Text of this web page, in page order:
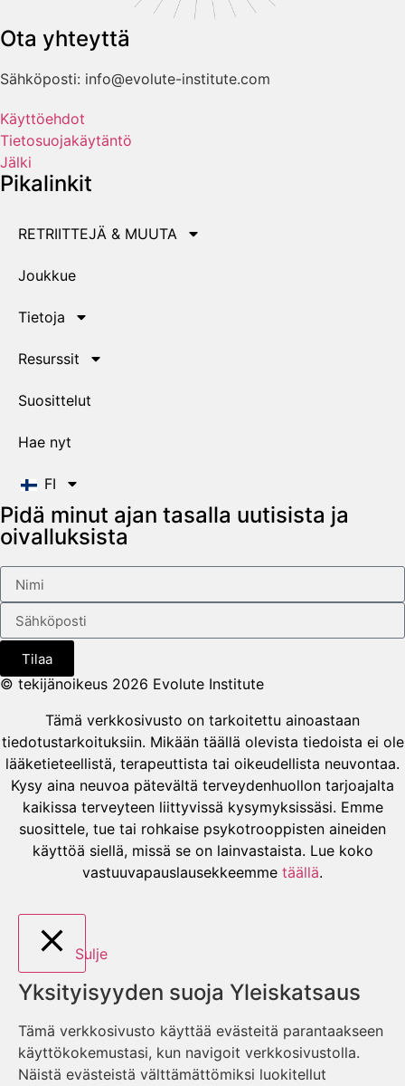
Ota yhteyttä
Sähköposti: info@evolute-institute.com
Käyttöehdot
Tietosuojakäytäntö
Jälki
Pikalinkit
RETRIITTEJÄ & MUUTA
Joukkue
Tietoja
Resurssit
Suosittelut
Hae nyt
FI
Pidä minut ajan tasalla uutisista ja
oivalluksista
Tilaa
© tekijänoikeus 2026 Evolute Institute
Tämä verkkosivusto on tarkoitettu ainoastaan
tiedotustarkoituksiin. Mikään täällä olevista tiedoista ei ole
lääketieteellistä, terapeuttista tai oikeudellista neuvontaa.
Kysy aina neuvoa pätevältä terveydenhuollon tarjoajalta
kaikissa terveyteen liittyvissä kysymyksissäsi. Emme
suosittele, tue tai rohkaise psykotrooppisten aineiden
käyttöä siellä, missä se on lainvastaista. Lue koko
vastuuvapauslausekkeemme täällä.
Sulje
Yksityisyyden suoja Yleiskatsaus
Tämä verkkosivusto käyttää evästeitä parantaakseen
käyttökokemustasi, kun navigoit verkkosivustolla.
Näistä evästeistä välttämättömiksi luokitellut